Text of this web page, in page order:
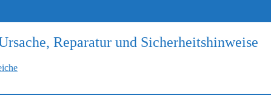
Reparatur und Sicherheitshinweise